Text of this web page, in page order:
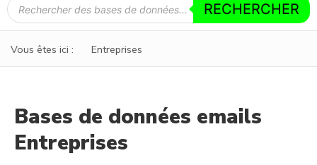
RECHERCHER
Vous êtes ici : Entreprises
Bases de données emails
Entreprises